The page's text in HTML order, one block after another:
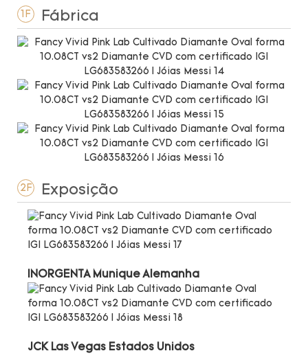
1F Fábrica
2F Exposição
INORGENTA Munique Alemanha
JCK Las Vegas Estados Unidos